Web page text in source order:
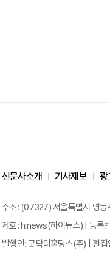
신문사소개 기사제보 광
주소: (07327) 서울특별시 영
제호: hinews(하이뉴스) | 등록
발행인: 굿닥터홀딩스(주) | 편